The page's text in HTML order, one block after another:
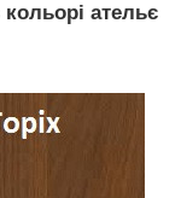
кольорі ательє